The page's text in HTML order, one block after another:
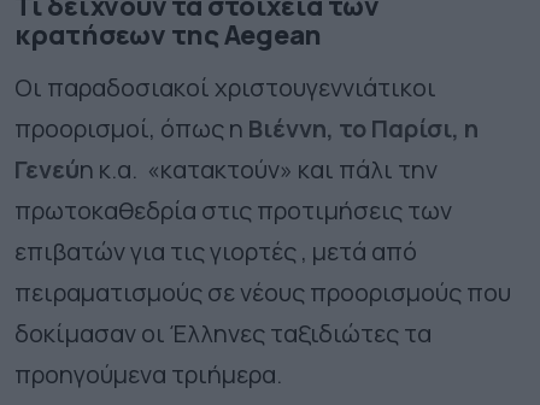
κρατήσεων της Aegean
Οι παραδοσιακοί χριστουγεννιάτικοι
προορισμοί, όπως η Βιέννη, το Παρίσι, η
Γενεύη κ.α. «κατακτούν» και πάλι την
πρωτοκαθεδρία στις προτιμήσεις των
επιβατών για τις γιορτές , μετά από
πειραματισμούς σε νέους προορισμούς που
δοκίμασαν οι Έλληνες ταξιδιώτες τα
προηγούμενα τριήμερα.